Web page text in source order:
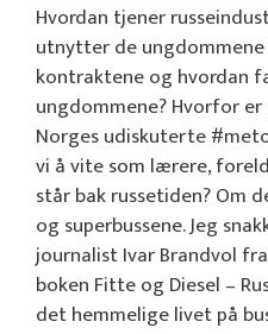
Hvordan tjener
utnytter de ungdommene
kontraktene og hvordan
ungdommene? Hvorfor
Norges udiskuterte
vi å vite som lærere,
står bak russetiden? Om
og superbussene. Jeg
journalist Ivar Brandvol
boken Fitte og Diesel –
det hemmelige livet på